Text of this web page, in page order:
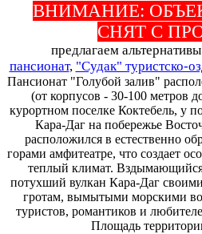
ВНИМАНИЕ:
СНЯТ С
предлагаем
пансионат, "Судак" туристско-
Пансионат "Голубой залив"
(от корпусов - 30-100 метров
курортном поселке Коктебель, у
Кара-Даг на побережье
расположился в естественно
горами амфитеатре, что создает
теплый климат.
потухший вулкан Кара-Даг
гротам, вымытыми морскими
туристов, романтиков и
Площадь